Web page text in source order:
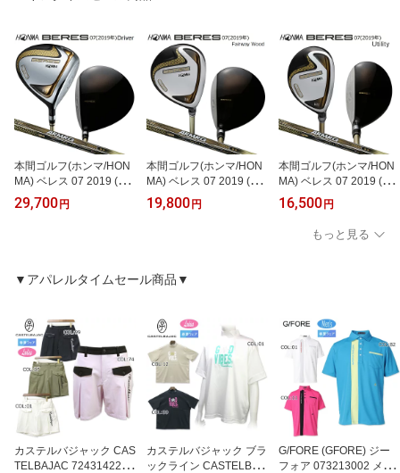
本間ゴルフ(ホンマ/HON
MA) ベレス 07 2019 (BE
RES 07) ドライバー 右用
アーマック 47 2Star ★★
29,700円
本間ゴルフ(ホンマ/HON
MA) ベレス 07 2019 (BE
RES 07) フェアウェイウ
ッド 右用 アーマック 47
19,800円
本間ゴルフ(ホンマ/HON
MA) ベレス 07 2019 (BE
RES 07) ユーティリティ
右用 アーマック 47 2Star
★★ カーボンシャフト
16,500円
もっと見る
▼アパレルタイムセール商品▼
カステルバジャック CAS
TELBAJAC 7243142251
カステルバジャック ブラ
ックライン CASTELBAJ
G/FORE (GFORE) ジー
フォア 073213002 メン